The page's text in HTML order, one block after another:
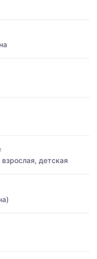
детская